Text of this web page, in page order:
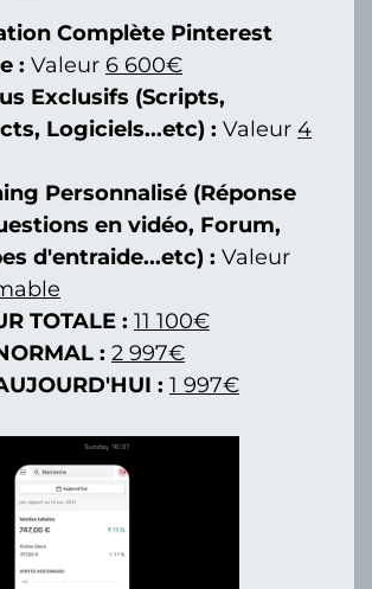
Complète Pinterest
: Valeur 6 600€
Exclusifs (Scripts,
Logiciels...etc) : Valeur 4
Personnalisé (Réponse
en vidéo, Forum,
d'entraide...etc) : Valeur
TOTALE : 11 100€
: 2 997€
: 1 997€